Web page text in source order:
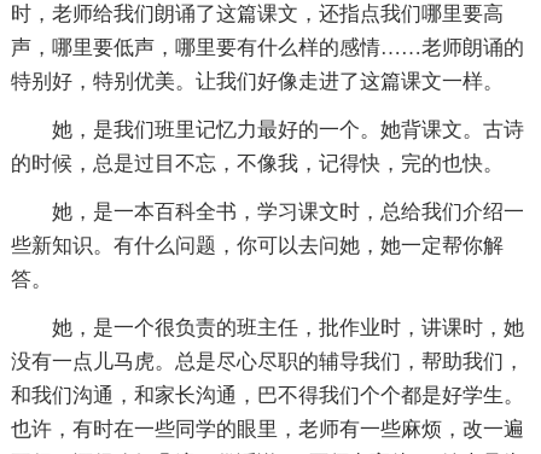
时，老师给我们朗诵了这篇课文，还指点我们哪里要高
声，哪里要低声，哪里要有什么样的感情……老师朗诵的
特别好，特别优美。让我们好像走进了这篇课文一样。
她，是我们班里记忆力最好的一个。她背课文。古诗
的时候，总是过目不忘，不像我，记得快，完的也快。
她，是一本百科全书，学习课文时，总给我们介绍一
些新知识。有什么问题，你可以去问她，她一定帮你解
答。
她，是一个很负责的班主任，批作业时，讲课时，她
没有一点儿马虎。总是尽心尽职的辅导我们，帮助我们，
和我们沟通，和家长沟通，巴不得我们个个都是好学生。
也许，有时在一些同学的眼里，老师有一些麻烦，改一遍